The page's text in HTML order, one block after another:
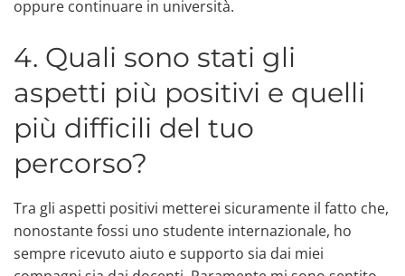
oppure continuare in università.
4. Quali sono stati gli
aspetti più positivi e quelli
più difficili del tuo
percorso?
Tra gli aspetti positivi metterei sicuramente il fatto che,
nonostante fossi uno studente internazionale, ho
sempre ricevuto aiuto e supporto sia dai miei